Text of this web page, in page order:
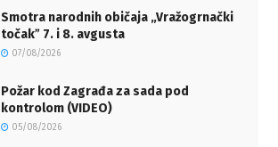
Smotra narodnih običaja „Vražogrnački
točakˮ 7. i 8. avgusta
07/08/2026
Požar kod Zagrađa za sada pod
kontrolom (VIDEO)
05/08/2026